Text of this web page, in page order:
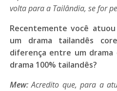
volta para a Tailândia, se for
Recentemente você
um drama tailandês
diferença entre um drama
drama 100% tailandês?
Mew: Acredito que, para a